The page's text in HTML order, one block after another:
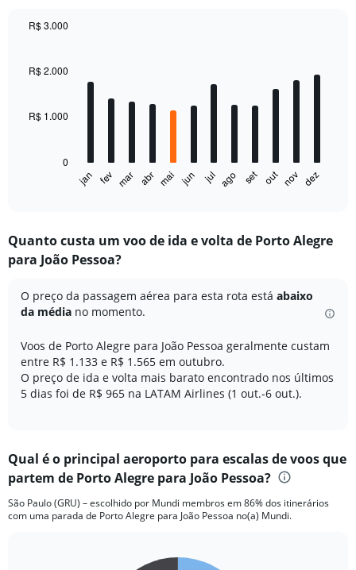
with
The
Range:
12
The
chart
has
Y
axis
displaying
values.
3000.
jan fev mar abr mai jun jul ago set out nov dez
0
R$ 1.000
R$ 2.000
R$ 3.000
Quanto custa um voo de ida e volta de Porto Alegre
para João Pessoa?
O preço da passagem aérea para esta rota está abaixo
da média no momento.
Voos de Porto Alegre para João Pessoa geralmente custam
entre R$ 1.133 e R$ 1.565 em outubro.
O preço de ida e volta mais barato encontrado nos últimos
5 dias foi de R$ 965 na LATAM Airlines (1 out.-6 out.).
Qual é o principal aeroporto para escalas de voos que
partem de Porto Alegre para João Pessoa?
São Paulo (GRU) – escolhido por Mundi membros em 86% dos itinerários
com uma parada de Porto Alegre para João Pessoa no(a) Mundi.